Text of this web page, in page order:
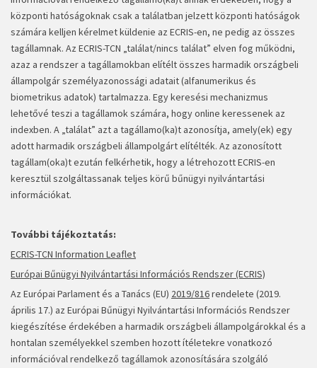
központi hatóságoknak csak a találatban jelzett központi hatóságok
számára kelljen kérelmet küldenie az ECRIS-en, ne pedig az összes
tagállamnak. Az ECRIS-TCN „találat/nincs találat” elven fog működni,
azaz a rendszer a tagállamokban elítélt összes harmadik országbeli
állampolgár személyazonossági adatait (alfanumerikus és
biometrikus adatok) tartalmazza. Egy keresési mechanizmus
lehetővé teszi a tagállamok számára, hogy online keressenek az
indexben. A „találat” azt a tagállamo(ka)t azonosítja, amely(ek) egy
adott harmadik országbeli állampolgárt elítélték. Az azonosított
tagállam(oka)t ezután felkérhetik, hogy a létrehozott ECRIS-en
keresztül szolgáltassanak teljes körű bűnügyi nyilvántartási
információkat.
További tájékoztatás:
ECRIS-TCN Information Leaflet
Európai Bűnügyi Nyilvántartási Információs Rendszer (ECRIS)
Az Európai Parlament és a Tanács (EU) 2019/816rendelete (2019.
április 17.) az Európai Bűnügyi Nyilvántartási Információs Rendszer
kiegészítése érdekében a harmadik országbeli állampolgárokkal és a
hontalan személyekkel szemben hozott ítéletekre vonatkozó
információval rendelkező tagállamok azonosítására szolgáló